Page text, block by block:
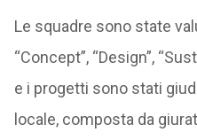
Le squadre sono state
“Concept”, “Design”,
e i progetti sono stati
locale, composta da